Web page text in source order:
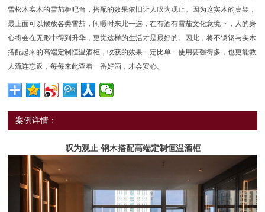
雪松木实木的雪茄柜吧台，搭配的效果依旧让人叹为观止。因为这实木的桌架，
最上面可以摆放各类雪茄，闲暇时来此一选，在有酒有雪茄文化意境下，人的身
心将会在无形中得到升华，更觉这样的生活才是最好的。因此，将不锈钢与实木
搭配起来的高端定制恒温酒柜，收获的效果一定比单一使用要强得多，也更能教
人流连忘返，每每来此查看一番好酒，才会安心。
案例详情：
叹为观止-钢木搭配高端定制恒温酒柜